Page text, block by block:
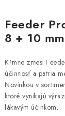
DARČEKOVÝ
MOJA
VRATKY -
Feeder
8 + 10 mm
Kŕmne zmesi
účinnosť a patria
Novinkou v
ktoré vynikajú
lákavým účinkom.